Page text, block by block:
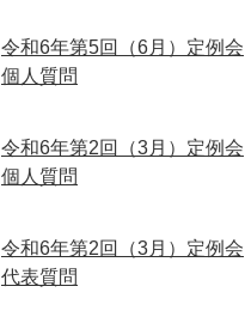
令和6年第5回（6月）定例会
個人質問
令和6年第2回（3月）定例会
個人質問
令和6年第2回（3月）定例会
代表質問